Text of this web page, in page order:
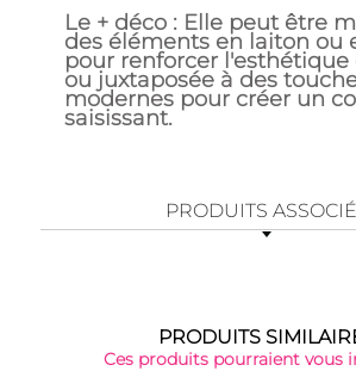
Le + déco : Elle peut être
des éléments en laiton ou
pour renforcer l'esthétique
ou juxtaposée à des
modernes pour créer un
saisissant.
PRODUITS
PRODUITS
Ces produits pourraient vous